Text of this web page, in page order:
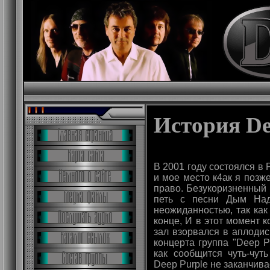
История
В 2001 году состоялся в
и мое место к4ак я
право.
петь с песни Дым
неожиданностью, так
конце, И в этот момент
зал взорвался в
концерта группа "Deep
как сообщится чуть-
Deep Purple не